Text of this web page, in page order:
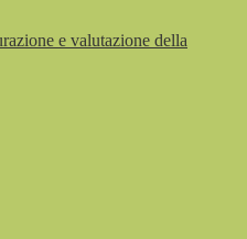
e valutazione della